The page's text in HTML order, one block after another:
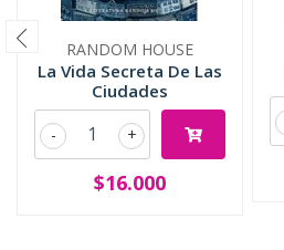
RANDOM HOUSE
La Vida Secreta De Las
Ciudades
+
-
$16.000